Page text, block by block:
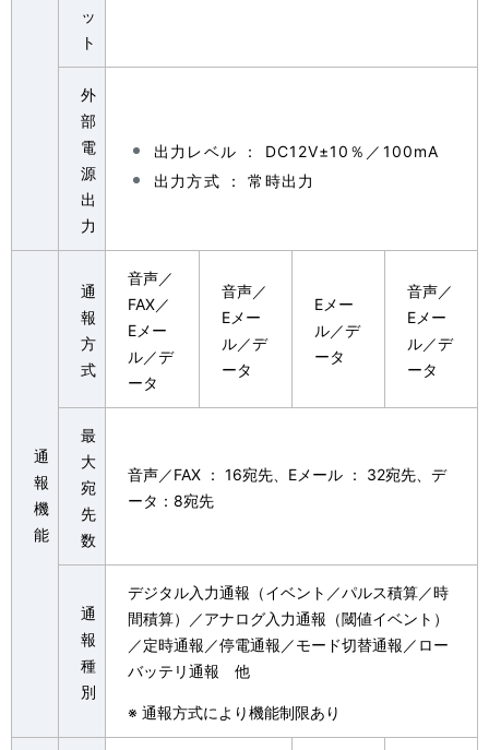
ッ
ト
外
部
電
源
出
力
出力レベル ： DC12V±10％／100mA
出力方式 ： 常時出力
通
報
機
能
通
報
方
式
音声／
FAX／
Eメー
ル／デ
ータ
音声／
Eメー
ル／デ
ータ
Eメー
ル／デ
ータ
音声／
Eメー
ル／デ
ータ
最
大
宛
先
数
音声／FAX ： 16宛先、Eメール ： 32宛先、デ
ータ：8宛先
通
報
種
別
デジタル入力通報（イベント／パルス積算／時
間積算）／アナログ入力通報（閾値イベント）
／定時通報／停電通報／モード切替通報／ロー
バッテリ通報 他
※ 通報方式により機能制限あり